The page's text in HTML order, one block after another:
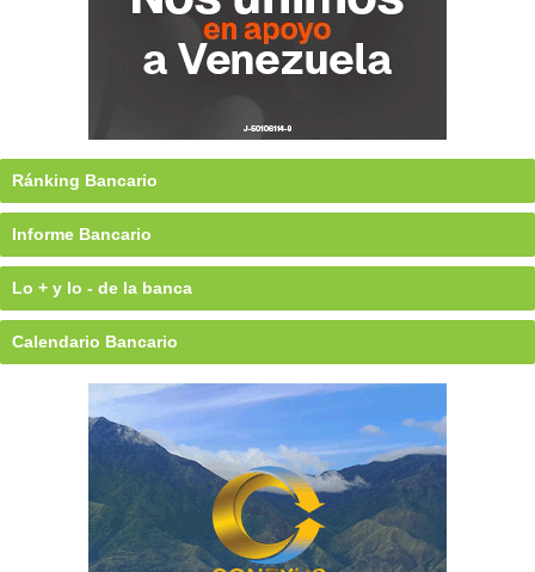
Ránking Bancario
Informe Bancario
Lo + y lo - de la banca
Calendario Bancario